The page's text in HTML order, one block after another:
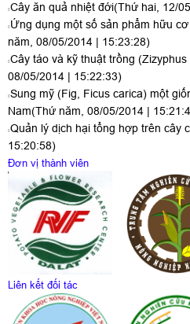
Cây ăn quả nhiệt đới(Thứ hai, 12/
Ứng dụng một số sản phẩm hữu
năm, 08/05/2014 | 15:23:28)
Cây táo và kỹ thuật trồng
08/05/2014 | 15:22:33)
Sung mỹ (Fig, Ficus carica) một
Nam(Thứ năm, 08/05/2014 |
Quản lý dịch hại tổng hợp trên cây
15:20:58)
Đơn vị thành viên
Liên kết đối tác